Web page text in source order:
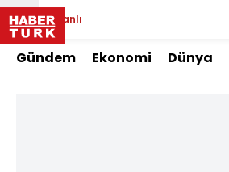
Canlı
Gündem Ekonomi Dünya